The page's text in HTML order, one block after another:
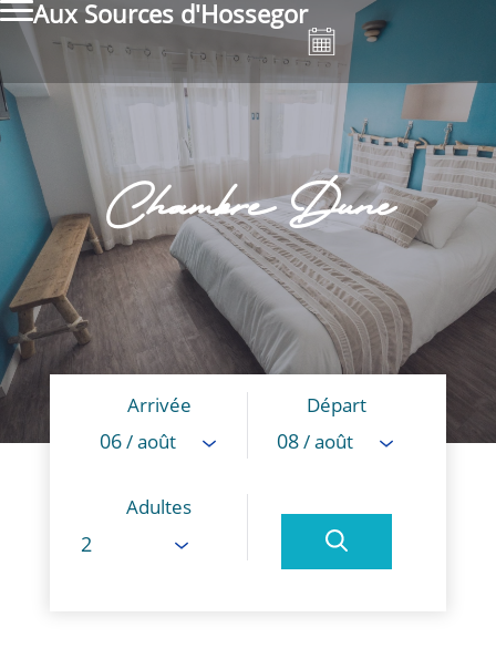
Aux Sources d'Hossegor
Chambre Dune
Arrivée
06/ août
Départ
08/ août
Adultes